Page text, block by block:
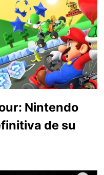
Nintendo
de su